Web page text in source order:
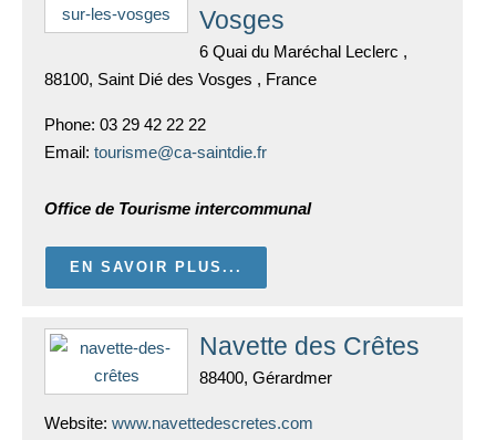
Vosges
6 Quai du Maréchal Leclerc ,
88100, Saint Dié des Vosges , France
Phone: 03 29 42 22 22
Email: tourisme@ca-saintdie.fr
Office de Tourisme intercommunal
EN SAVOIR PLUS...
Navette des Crêtes
88400, Gérardmer
Website: www.navettedescretes.com